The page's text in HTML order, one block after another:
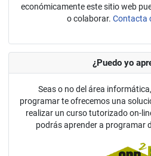
económicamente este sitio web
o colaborar. Contacta
¿Puedo yo
Seas o no del área
programar te ofrecemos una
realizar un curso tutorizado on-
podrás aprender a programar